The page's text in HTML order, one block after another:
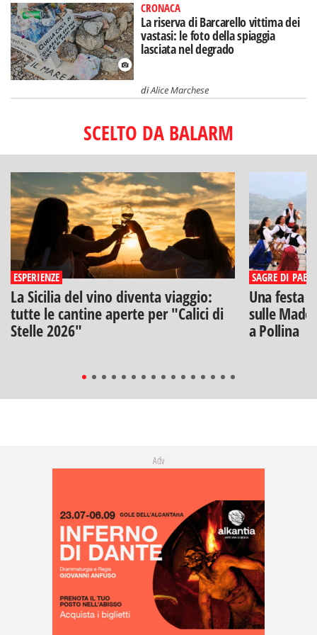
CRONACA
La riserva di Barcarello vittima dei
vastasi: le foto della spiaggia
lasciata nel degrado
diAlice Marchese
SCELTO DA BALARM
ESPERIENZE
La Sicilia del vino diventa viaggio:
tutte le cantine aperte per "Calici di
Stelle 2026"
SAGRE DI PAESE
Una festa
sulle
a Pollina
Adv